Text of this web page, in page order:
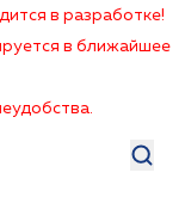
в разработке!
в ближайшее